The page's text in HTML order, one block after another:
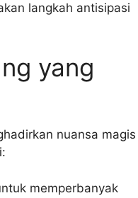
langkah antisipasi
yang
nuansa magis
memperbanyak